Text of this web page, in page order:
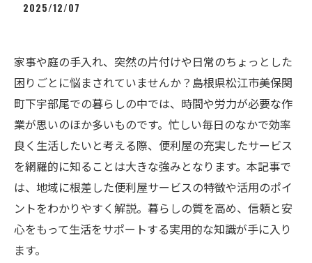
2025/12/07
家事や庭の手入れ、突然の片付けや日常のちょっとした
困りごとに悩まされていませんか？島根県松江市美保関
町下宇部尾での暮らしの中では、時間や労力が必要な作
業が思いのほか多いものです。忙しい毎日のなかで効率
良く生活したいと考える際、便利屋の充実したサービス
を網羅的に知ることは大きな強みとなります。本記事で
は、地域に根差した便利屋サービスの特徴や活用のポイ
ントをわかりやすく解説。暮らしの質を高め、信頼と安
心をもって生活をサポートする実用的な知識が手に入り
ます。